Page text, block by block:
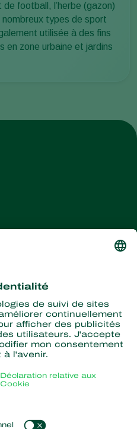
football, l’herbe (gazon)
nombreux types de sport
utilisée à des fins
en zone urbaine et jardins
ici